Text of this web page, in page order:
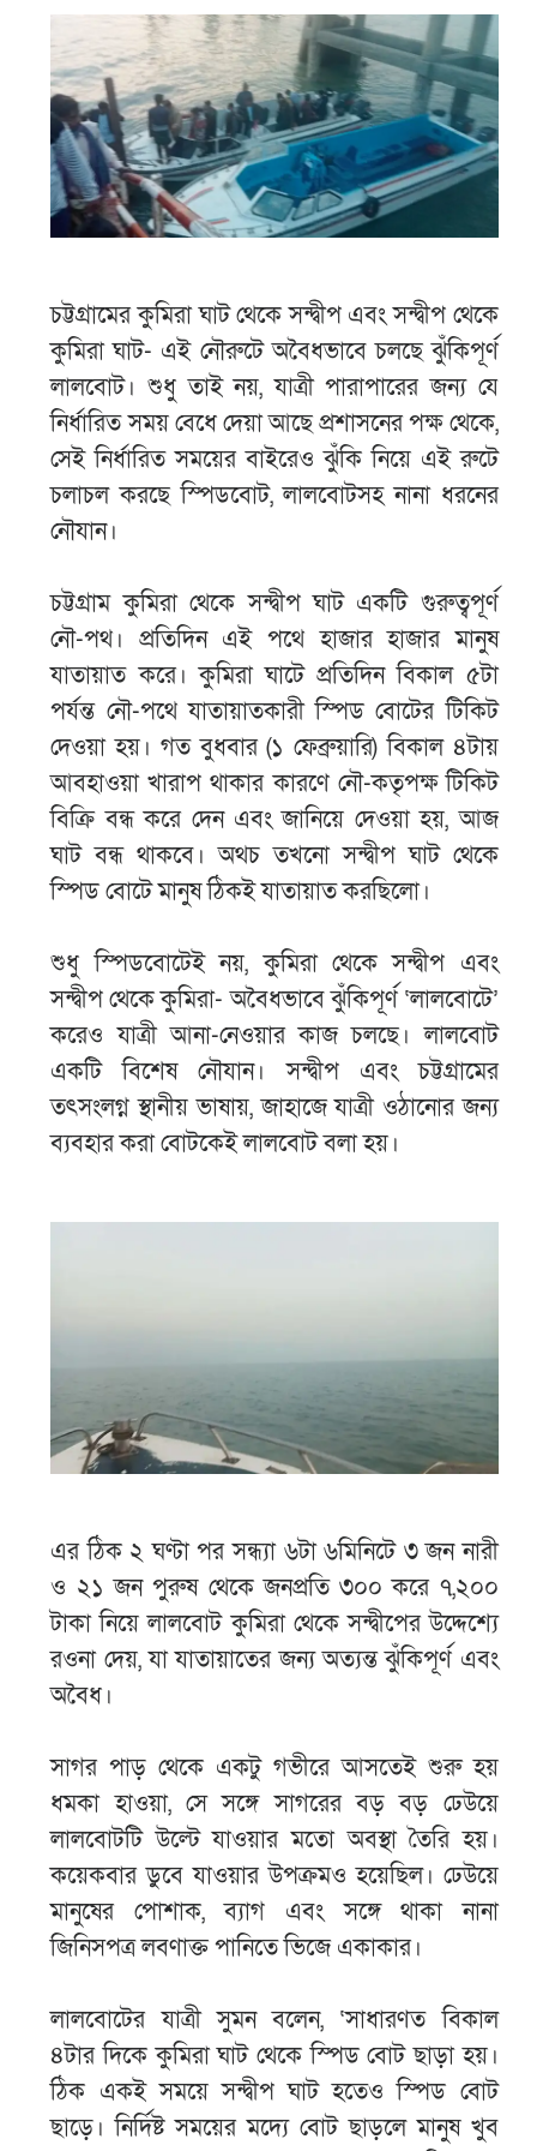
চট্টগ্রামের কুমিরা ঘাট থেকে সন্দ্বীপ এবং সন্দ্বীপ থেকে
কুমিরা ঘাট- এই নৌরুটে অবৈধভাবে চলছে ঝুঁকিপূর্ণ
লালবোট। শুধু তাই নয়, যাত্রী পারাপারের জন্য যে
নির্ধারিত সময় বেধে দেয়া আছে প্রশাসনের পক্ষ থেকে,
সেই নির্ধারিত সময়ের বাইরেও ঝুঁকি নিয়ে এই রুটে
চলাচল করছে স্পিডবোট, লালবোটসহ নানা ধরনের
নৌযান।
চট্টগ্রাম কুমিরা থেকে সন্দ্বীপ ঘাট একটি গুরুত্বপূর্ণ
নৌ-পথ। প্রতিদিন এই পথে হাজার হাজার মানুষ
যাতায়াত করে। কুমিরা ঘাটে প্রতিদিন বিকাল ৫টা
পর্যন্ত নৌ-পথে যাতায়াতকারী স্পিড বোটের টিকিট
দেওয়া হয়। গত বুধবার (১ ফেব্রুয়ারি) বিকাল ৪টায়
আবহাওয়া খারাপ থাকার কারণে নৌ-কতৃপক্ষ টিকিট
বিক্রি বন্ধ করে দেন এবং জানিয়ে দেওয়া হয়, আজ
ঘাট বন্ধ থাকবে। অথচ তখনো সন্দ্বীপ ঘাট থেকে
স্পিড বোটে মানুষ ঠিকই যাতায়াত করছিলো।
শুধু স্পিডবোটেই নয়, কুমিরা থেকে সন্দ্বীপ এবং
সন্দ্বীপ থেকে কুমিরা- অবৈধভাবে ঝুঁকিপূর্ণ ‘লালবোটে’
করেও যাত্রী আনা-নেওয়ার কাজ চলছে। লালবোট
একটি বিশেষ নৌযান। সন্দ্বীপ এবং চট্টগ্রামের
তৎসংলগ্ন স্থানীয় ভাষায়, জাহাজে যাত্রী ওঠানোর জন্য
ব্যবহার করা বোটকেই লালবোট বলা হয়।
এর ঠিক ২ ঘণ্টা পর সন্ধ্যা ৬টা ৬মিনিটে ৩ জন নারী
ও ২১ জন পুরুষ থেকে জনপ্রতি ৩০০ করে ৭,২০০
টাকা নিয়ে লালবোট কুমিরা থেকে সন্দ্বীপের উদ্দেশ্যে
রওনা দেয়, যা যাতায়াতের জন্য অত্যন্ত ঝুঁকিপূর্ণ এবং
অবৈধ।
সাগর পাড় থেকে একটু গভীরে আসতেই শুরু হয়
ধমকা হাওয়া, সে সঙ্গে সাগরের বড় বড় ঢেউয়ে
লালবোটটি উল্টে যাওয়ার মতো অবস্থা তৈরি হয়।
কয়েকবার ডুবে যাওয়ার উপক্রমও হয়েছিল। ঢেউয়ে
মানুষের পোশাক, ব্যাগ এবং সঙ্গে থাকা নানা
জিনিসপত্র লবণাক্ত পানিতে ভিজে একাকার।
লালবোটের যাত্রী সুমন বলেন, ‘সাধারণত বিকাল
৪টার দিকে কুমিরা ঘাট থেকে স্পিড বোট ছাড়া হয়।
ঠিক একই সময়ে সন্দ্বীপ ঘাট হতেও স্পিড বোট
ছাড়ে। নির্দিষ্ট সময়ের মদ্যে বোট ছাড়লে মানুষ খুব